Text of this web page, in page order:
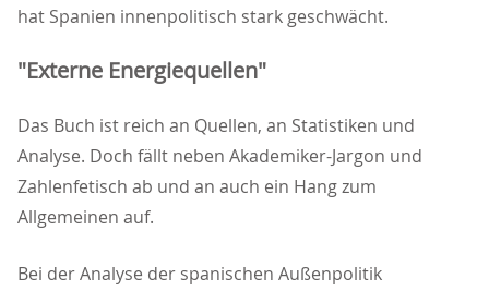
hat Spanien innenpolitisch stark geschwächt.
"Externe Energiequellen"
Das Buch ist reich an Quellen, an Statistiken und
Analyse. Doch fällt neben Akademiker-Jargon und
Zahlenfetisch ab und an auch ein Hang zum
Allgemeinen auf.
Bei der Analyse der spanischen Außenpolitik